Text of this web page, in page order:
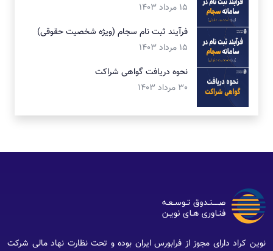
15 مرداد 1403
فرآیند ثبت نام سجام (ویژه شخصیت حقوقی)
15 مرداد 1403
نحوه دریافت گواهی شراکت
30 مرداد 1403
نوین کراد دارای مجوز از فرابورس ایران بوده و تحت نظارت نهاد مالی شرکت